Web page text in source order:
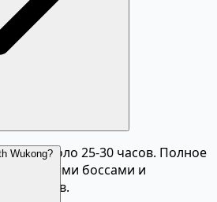
около 25-30 часов. Полное
скрытыми боссами и
60 часов.
Wukong?